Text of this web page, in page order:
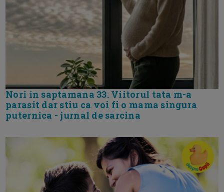
Nori in saptamana 33. Viitorul tata m-a
parasit dar stiu ca voi fi o mama singura
puternica - jurnal de sarcina